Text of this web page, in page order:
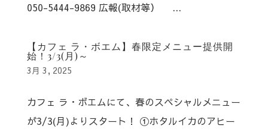
050-5444-9869 広報(取材等） ...
【カフェ ラ・ボエム】春限定メニュー提供開
始！3/3(月)～
3月 3, 2025
カフェ ラ・ボエムにて、春のスペシャルメニュー
が3/3(月)よりスタート！ ①ホタルイカのアヒー